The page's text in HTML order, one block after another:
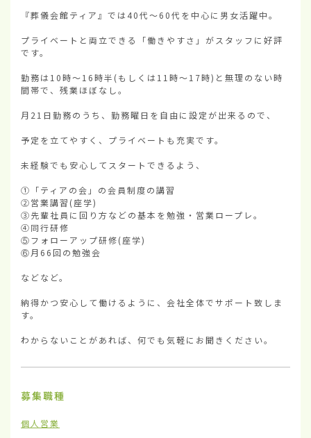
『葬儀会館ティア』では40代〜60代を中心に男女活躍中。
プライベートと両立できる「働きやすさ」がスタッフに好評
です。
勤務は10時〜16時半(もしくは11時〜17時)と無理のない時
間帯で、残業ほぼなし。
月21日勤務のうち、勤務曜日を自由に設定が出来るので、
予定を立てやすく、プライベートも充実です。
未経験でも安心してスタートできるよう、
①「ティアの会」の会員制度の講習
②営業講習(座学)
③先輩社員に回り方などの基本を勉強・営業ロープレ。
④同行研修
⑤フォローアップ研修(座学)
⑥月66回の勉強会
などなど。
納得かつ安心して働けるように、会社全体でサポート致しま
す。
わからないことがあれば、何でも気軽にお聞きください。
募集職種
個人営業